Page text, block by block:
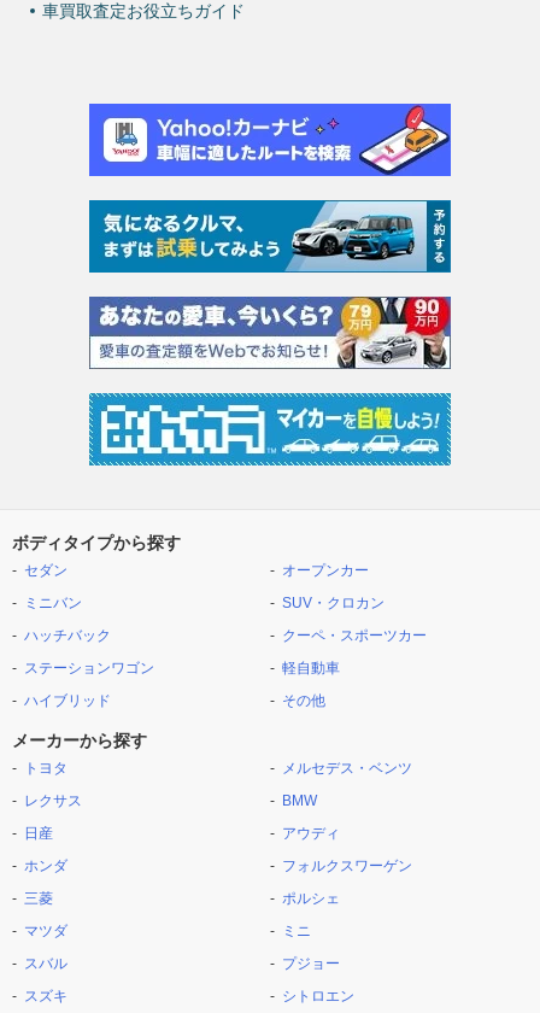
車買取査定お役立ちガイド
ボディタイプから探す
セダン
ミニバン
ハッチバック
ステーションワゴン
ハイブリッド
オープンカー
SUV・クロカン
クーペ・スポーツカー
軽自動車
その他
メーカーから探す
トヨタ
レクサス
日産
ホンダ
三菱
マツダ
スバル
スズキ
メルセデス・ベンツ
BMW
アウディ
フォルクスワーゲン
ポルシェ
ミニ
プジョー
シトロエン